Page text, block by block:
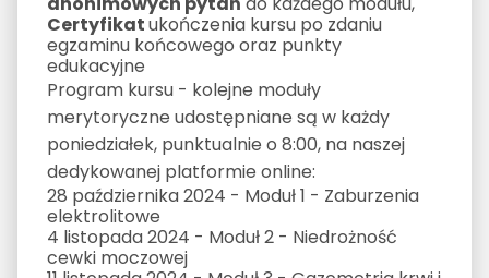
Certyfikatukończenia kursu po zdaniu
egzaminu końcowego oraz punkty
edukacyjne
Program kursu - kolejne moduły
merytoryczne udostępniane są w każdy
poniedziałek, punktualnie o 8:00, na naszej
dedykowanej platformie online:
28 października 2024 - Moduł 1 - Zaburzenia
elektrolitowe
4 listopada 2024 - Moduł 2 - Niedrożność
cewki moczowej